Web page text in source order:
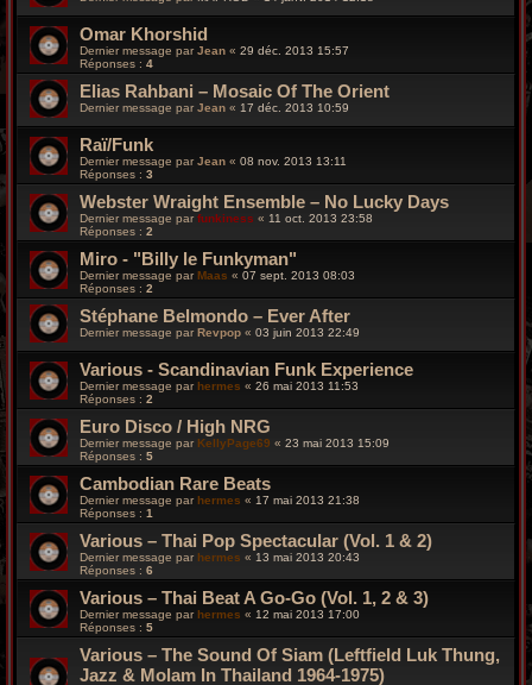
Omar Khorshid
Dernier message parJean « 29 déc. 2013 15:57
Réponses : 4
Elias Rahbani – Mosaic Of The Orient
Dernier message par Jean « 17 déc. 2013 10:59
Raï/Funk
Dernier message parJean « 08 nov. 2013 13:11
Réponses : 3
Webster Wraight Ensemble ‎– No Lucky Days
Dernier message par funkiness « 11 oct. 2013 23:58
Réponses : 2
Miro - "Billy le Funkyman"
Dernier message parMaas « 07 sept. 2013 08:03
Réponses : 2
Stéphane Belmondo – Ever After
Dernier message par Revpop « 03 juin 2013 22:49
Various - Scandinavian Funk Experience
Dernier message parhermes « 26 mai 2013 11:53
Réponses : 2
Euro Disco / High NRG
Dernier message par KellyPage69 « 23 mai 2013 15:09
Réponses : 5
Cambodian Rare Beats
Dernier message parhermes « 17 mai 2013 21:38
Réponses : 1
Various – Thai Pop Spectacular (Vol. 1 & 2)
Dernier message par hermes « 13 mai 2013 20:43
Réponses : 6
Various – Thai Beat A Go-Go (Vol. 1, 2 & 3)
Dernier message parhermes « 12 mai 2013 17:00
Réponses : 5
Various – The Sound Of Siam (Leftfield Luk Thung,
Jazz & Molam In Thailand 1964-1975)